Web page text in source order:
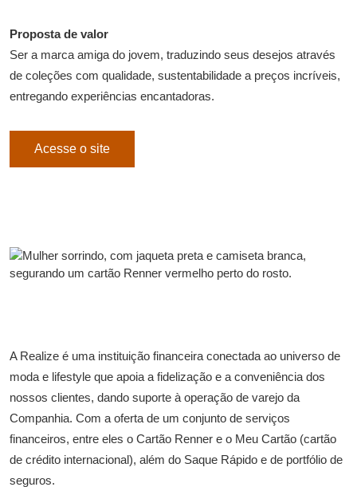
Proposta de valor
Ser a marca amiga do jovem, traduzindo seus desejos através
de coleções com qualidade, sustentabilidade a preços incríveis,
entregando experiências encantadoras.
Acesse o site
A Realize é uma instituição financeira conectada ao universo de
moda e lifestyle que apoia a fidelização e a conveniência dos
nossos clientes, dando suporte à operação de varejo da
Companhia. Com a oferta de um conjunto de serviços
financeiros, entre eles o Cartão Renner e o Meu Cartão (cartão
de crédito internacional), além do Saque Rápido e de portfólio de
seguros.